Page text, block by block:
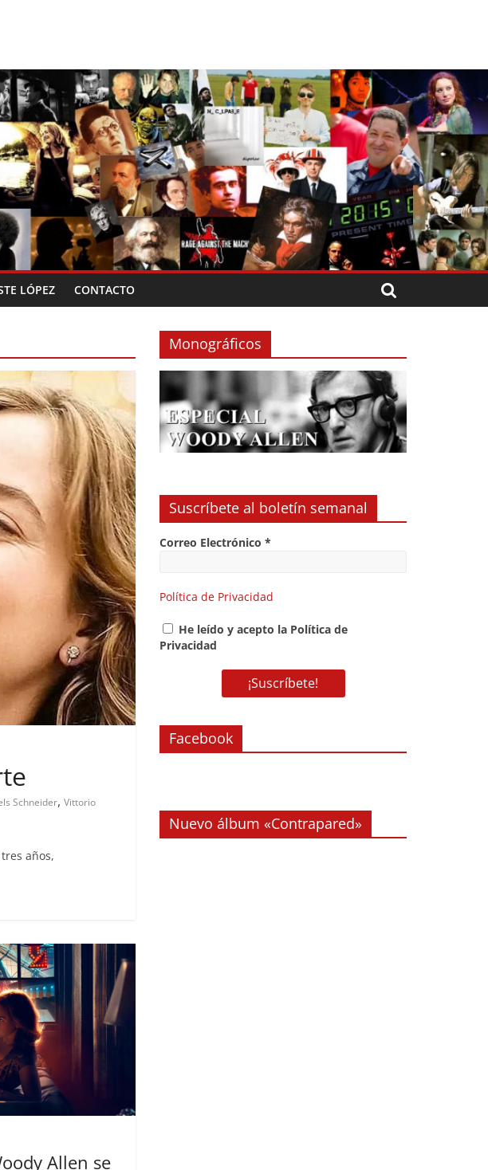
LÓPEZ CONTACTO
Schneider, Vittorio
años,
Allen se
Monográficos
Suscríbete al boletín semanal
Correo Electrónico *
Política de Privacidad
He leído y acepto la Política de
Privacidad
Facebook
Nuevo álbum «Contrapared»